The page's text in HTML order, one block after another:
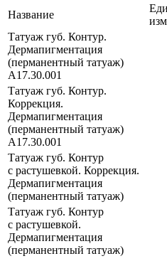
Название
Татуаж губ. Контур.
Дермапигментация
(перманентный татуаж)
A17.30.001
Татуаж губ. Контур.
Коррекция.
Дермапигментация
(перманентный татуаж)
A17.30.001
Татуаж губ. Контур
с растушевкой. Коррекция.
Дермапигментация
(перманентный татуаж)
Татуаж губ. Контур
с растушевкой.
Дермапигментация
(перманентный татуаж)